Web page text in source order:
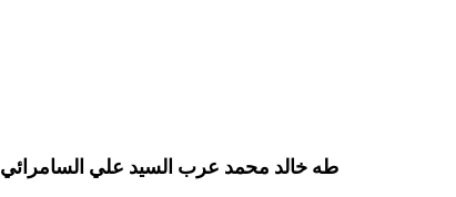
Taha Halid Muhammed Arab Es Seyyid Ali Es Samerrai طه خالد محمد عرب السيد علي السامرائي